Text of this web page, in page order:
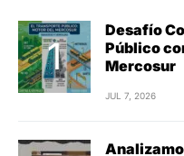
Desafío
Público
Mercosur
JUL 7, 2026